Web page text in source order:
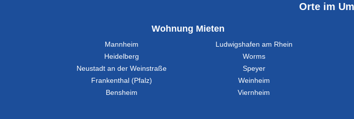
Orte im
Wohnung Mieten
Mannheim
Ludwigshafen am Rhein
Heidelberg
Worms
Neustadt an der Weinstraße
Speyer
Frankenthal (Pfalz)
Weinheim
Bensheim
Viernheim